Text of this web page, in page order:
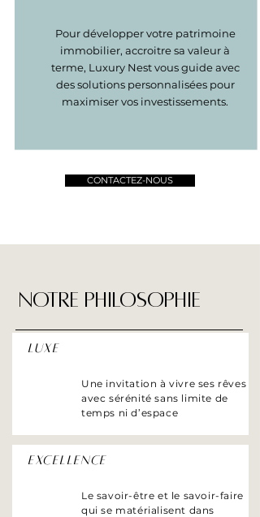
Pour développer votre patrimoine
immobilier, accroitre sa valeur à
terme, Luxury Nest vous guide avec
des solutions personnalisées pour
maximiser vos investissements.
CONTACTEZ-NOUS
NOTRE PHILOSOPHIE
Luxe
Une invitation à vivre ses rêves
avec sérénité sans limite de
temps ni d’espace
Excellence
Le savoir-être et le savoir-faire
qui se matérialisent dans